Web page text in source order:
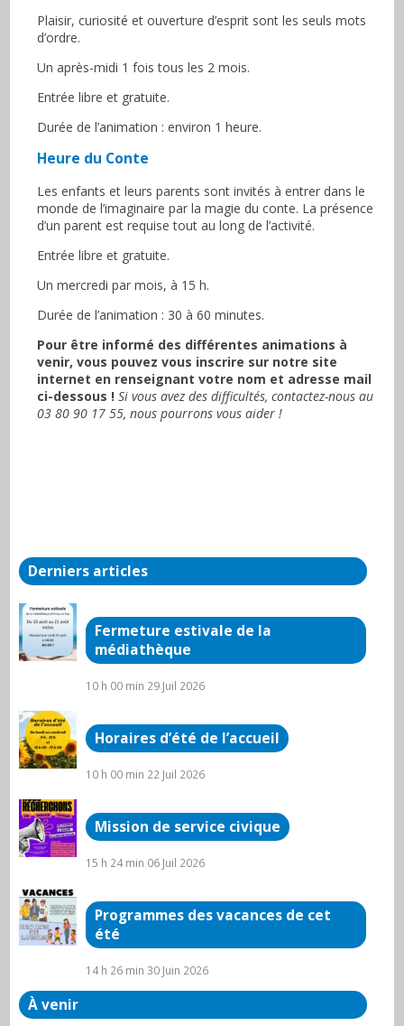
Plaisir, curiosité et ouverture d’esprit sont les seuls mots
d’ordre.
Un après-midi 1 fois tous les 2 mois.
Entrée libre et gratuite.
Durée de l’animation : environ 1 heure.
Heure du Conte
Les enfants et leurs parents sont invités à entrer dans le
monde de l’imaginaire par la magie du conte. La présence
d’un parent est requise tout au long de l’activité.
Entrée libre et gratuite.
Un mercredi par mois, à 15 h.
Durée de l’animation : 30 à 60 minutes.
Pour être informé des différentes animations à
venir, vous pouvez vous inscrire sur notre site
internet en renseignant votre nom et adresse mail
ci-dessous ! Si vous avez des difficultés, contactez-nous au
03 80 90 17 55, nous pourrons vous aider !
Derniers articles
Fermeture estivale de la
médiathèque
10 h 00 min 29 Juil 2026
Horaires d’été de l’accueil
10 h 00 min 22 Juil 2026
Mission de service civique
15 h 24 min 06 Juil 2026
Programmes des vacances de cet
été
14 h 26 min 30 Juin 2026
À venir